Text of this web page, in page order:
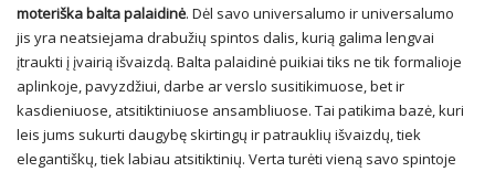
moteriška balta palaidinė. Dėl savo universalumo ir universalumo
jis yra neatsiejama drabužių spintos dalis, kurią galima lengvai
įtraukti į įvairią išvaizdą. Balta palaidinė puikiai tiks ne tik formalioje
aplinkoje, pavyzdžiui, darbe ar verslo susitikimuose, bet ir
kasdieniuose, atsitiktiniuose ansambliuose. Tai patikima bazė, kuri
leis jums sukurti daugybę skirtingų ir patrauklių išvaizdų, tiek
elegantiškų, tiek labiau atsitiktinių. Verta turėti vieną savo spintoje